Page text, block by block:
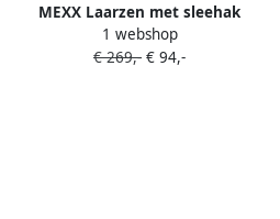
MEXX Laarzen met sleehak
en rits Bruin
1 webshop
€ 269,- € 94,-